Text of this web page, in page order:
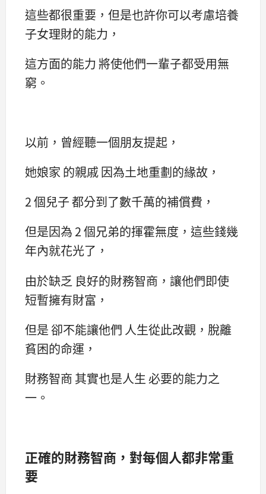
這些都很重要，但是也許你可以考慮培養
子女理財的能力，
這方面的能力 將使他們一輩子都受用無
窮。
以前，曾經聽一個朋友提起，
她娘家 的親戚 因為土地重劃的緣故，
2 個兒子 都分到了數千萬的補償費，
但是因為 2 個兄弟的揮霍無度，這些錢幾
年內就花光了，
由於缺乏 良好的財務智商，讓他們即使
短暫擁有財富，
但是 卻不能讓他們 人生從此改觀，脫離
貧困的命運，
財務智商 其實也是人生 必要的能力之
一。
正確的財務智商，對每個人都非常重
要